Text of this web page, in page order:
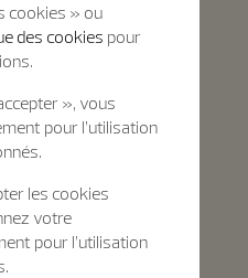
cookies » ou
des cookies pour
», vous
pour l’utilisation
les cookies
votre
pour l’utilisation